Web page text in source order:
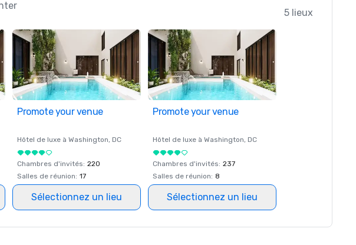
5 lieux
Promote your venue
Hôtel de luxe à Washington, DC
Chambres d'invités: 220
Salles de réunion: 17
Sélectionnez un lieu
Promote your venue
Hôtel de luxe à Washington, DC
Chambres d'invités: 237
Salles de réunion: 8
Sélectionnez un lieu